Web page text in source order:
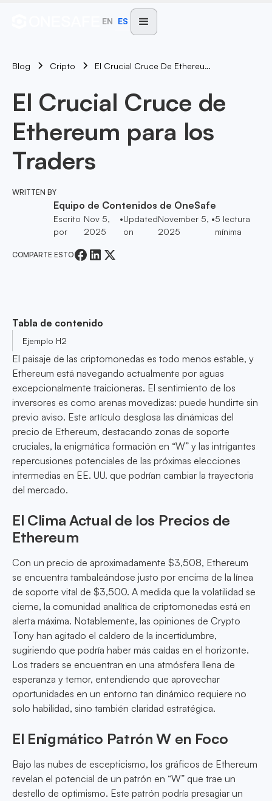
EN ES
Blog Cripto El Crucial Cruce De Ethereum Para Los Traders
El Crucial Cruce de
Ethereum para los
Traders
WRITTEN BY
Equipo de Contenidos de OneSafe
Escrito
por
Nov 5,
2025
•Updated
on
November 5,
2025
•5 lectura
mínima
COMPARTE ESTO
Tabla de contenido
Ejemplo H2
El paisaje de las criptomonedas es todo menos estable, y
Ethereum está navegando actualmente por aguas
excepcionalmente traicioneras. El sentimiento de los
inversores es como arenas movedizas: puede hundirte sin
previo aviso. Este artículo desglosa las dinámicas del
precio de Ethereum, destacando zonas de soporte
cruciales, la enigmática formación en “W” y las intrigantes
repercusiones potenciales de las próximas elecciones
intermedias en EE. UU. que podrían cambiar la trayectoria
del mercado.
El Clima Actual de los Precios de
Ethereum
Con un precio de aproximadamente $3,508, Ethereum
se encuentra tambaleándose justo por encima de la línea
de soporte vital de $3,500. A medida que la volatilidad se
cierne, la comunidad analítica de criptomonedas está en
alerta máxima. Notablemente, las opiniones de Crypto
Tony han agitado el caldero de la incertidumbre,
sugiriendo que podría haber más caídas en el horizonte.
Los traders se encuentran en una atmósfera llena de
esperanza y temor, entendiendo que aprovechar
oportunidades en un entorno tan dinámico requiere no
solo habilidad, sino también claridad estratégica.
El Enigmático Patrón W en Foco
Bajo las nubes de escepticismo, los gráficos de Ethereum
revelan el potencial de un patrón en “W” que trae un
destello de optimismo. Este patrón podría presagiar un